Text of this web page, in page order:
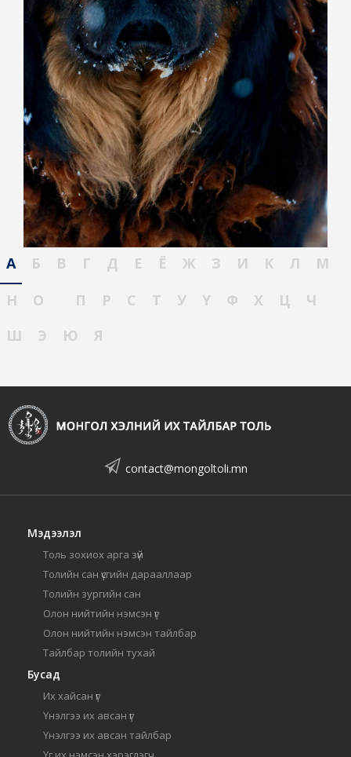
А Б В Г Д Е Ё Ж З И К Л
М
Н
О П Р С Т У Ү Ф Х Ц
Ч
Ш
Э Ю Я
contact@mongoltoli.mn
Мэдээлэл
Толь зохиох арга зүй
Толийн сан үсгийн дарааллаар
Толийн зургийн сан
Олон нийтийн нэмсэн үг
Олон нийтийн нэмсэн тайлбар
Тайлбар толийн тухай
Бусад
Их хайсан үг
Үнэлгээ их авсан үг
Үнэлгээ их авсан тайлбар